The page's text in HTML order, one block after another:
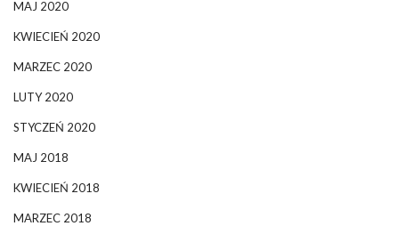
MAJ 2020
KWIECIEŃ 2020
MARZEC 2020
LUTY 2020
STYCZEŃ 2020
MAJ 2018
KWIECIEŃ 2018
MARZEC 2018